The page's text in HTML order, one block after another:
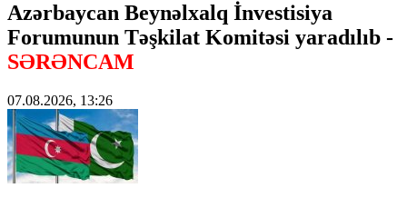
Azərbaycan Beynəlxalq İnvestisiya
Forumunun Təşkilat Komitəsi yaradılıb -
SƏRƏNCAM
07.08.2026, 13:26